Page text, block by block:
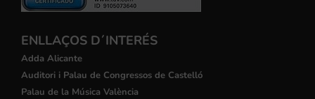
ENLLAÇOS D´INTERÉS
Adda Alicante
Auditori i Palau de Congressos de Castelló
Palau de la Música València